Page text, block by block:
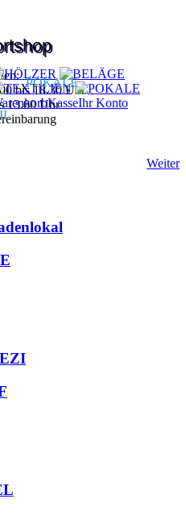
bis 18.30 Uhr
13.00 Uhr
POKALE
KasseIhr Konto
Weiter